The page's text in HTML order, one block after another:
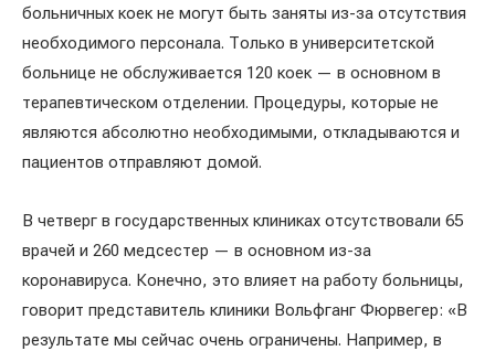
больничных коек не могут быть заняты из-за отсутствия
необходимого персонала. Только в университетской
больнице не обслуживается 120 коек — в основном в
терапевтическом отделении. Процедуры, которые не
являются абсолютно необходимыми, откладываются и
пациентов отправляют домой.
В четверг в государственных клиниках отсутствовали 65
врачей и 260 медсестер — в основном из-за
коронавируса. Конечно, это влияет на работу больницы,
говорит представитель клиники Вольфганг Фюрвегер: «В
результате мы сейчас очень ограничены. Например, в